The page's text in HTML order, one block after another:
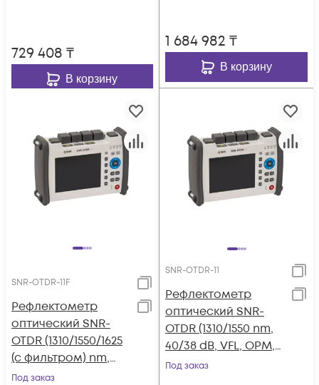
729 408 ₸
В корзину
1 684 982 ₸
В корзину
SNR-OTDR-11F
Рефлектометр
оптический SNR-
OTDR (1310/1550/1625
(с фильтром) nm,
40/38/38 dB, VFL,
Под заказ
SNR-OTDR-11
Рефлектометр
оптический SNR-
OTDR (1310/1550 nm,
40/38 dB, VFL, OPM,
OLS)
Под заказ